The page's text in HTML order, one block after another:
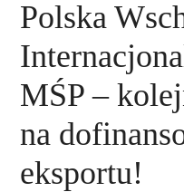
Polska
MŚP –
na
eksportu!